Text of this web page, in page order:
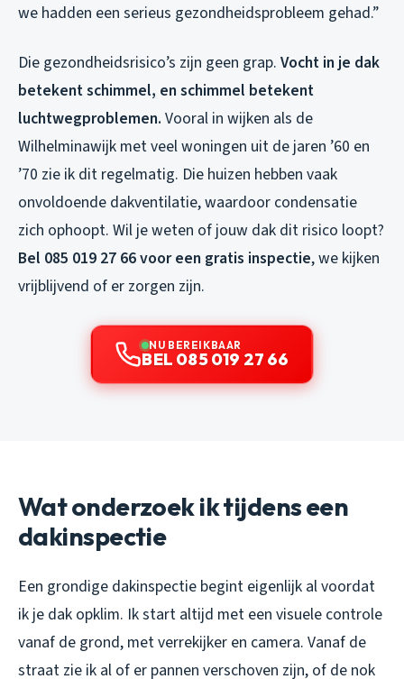
we hadden een serieus gezondheidsprobleem gehad.”
Die gezondheidsrisico’s zijn geen grap. Vocht in je dak
betekent schimmel, en schimmel betekent
luchtwegproblemen. Vooral in wijken als de
Wilhelminawijk met veel woningen uit de jaren ’60 en
’70 zie ik dit regelmatig. Die huizen hebben vaak
onvoldoende dakventilatie, waardoor condensatie
zich ophoopt. Wil je weten of jouw dak dit risico loopt?
Bel 085 019 27 66 voor een gratis inspectie, we kijken
vrijblijvend of er zorgen zijn.
NU BEREIKBAAR
BEL 085 019 27 66
Wat onderzoek ik tijdens een
dakinspectie
Een grondige dakinspectie begint eigenlijk al voordat
ik je dak opklim. Ik start altijd met een visuele controle
vanaf de grond, met verrekijker en camera. Vanaf de
straat zie ik al of er pannen verschoven zijn, of de nok